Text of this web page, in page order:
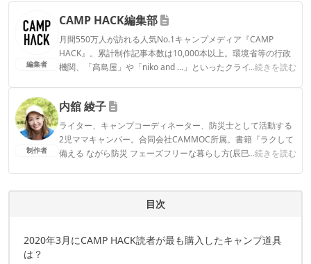
編集者
CAMP HACK編集部
月間550万人が訪れる人気No.1キャンプメディア『CAMP
HACK』。累計制作記事本数は10,000本以上。環境省等の行政
機関、「髙島屋」や「niko and ...」といったクライアントとの
...続きを読む
CAMP HACK編集部のプロフィール
制作者
内舘 綾子
ライター、キャンプコーディネーター、防災士として活動する
2児ママキャンパー。合同会社CAMMOC所属。書籍『ラクして
備える ながら防災 フェーズフリーな暮らし方(辰巳出版)』『う
す！▶2016年～CAMP HACKライター
...続きを読む
目次
2020年3月にCAMP HACK読者が最も購入したキャンプ道具
は？